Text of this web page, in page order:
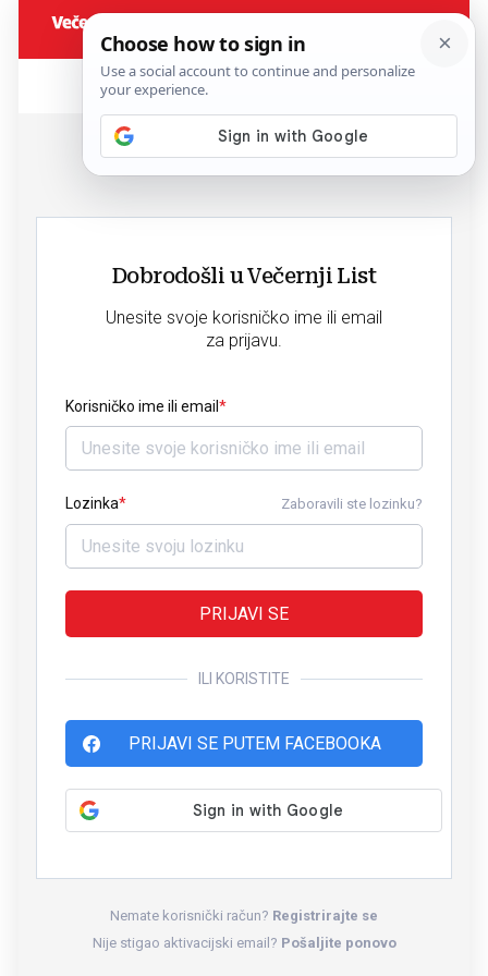
Dobrodošli u Večernji List
Unesite svoje korisničko ime ili email
za prijavu.
Korisničko ime ili email
Lozinka Zaboravili ste lozinku?
PRIJAVI SE
ILI KORISTITE
PRIJAVI SE PUTEM FACEBOOKA
Nemate korisnički račun? Registrirajte se
Nije stigao aktivacijski email? Pošaljite ponovo